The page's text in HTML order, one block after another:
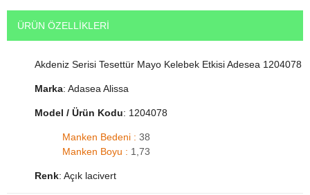
ÜRÜN ÖZELLIKLERI
Akdeniz Serisi Tesettür Mayo Kelebek Etkisi Adesea 1204078
Marka: Adasea Alissa
Model / Ürün Kodu: 1204078
Manken Bedeni : 38
Manken Boyu : 1,73
Renk: Açık lacivert